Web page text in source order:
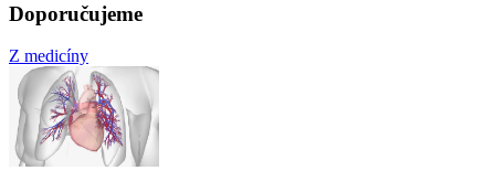
Doporučujeme
Z medicíny